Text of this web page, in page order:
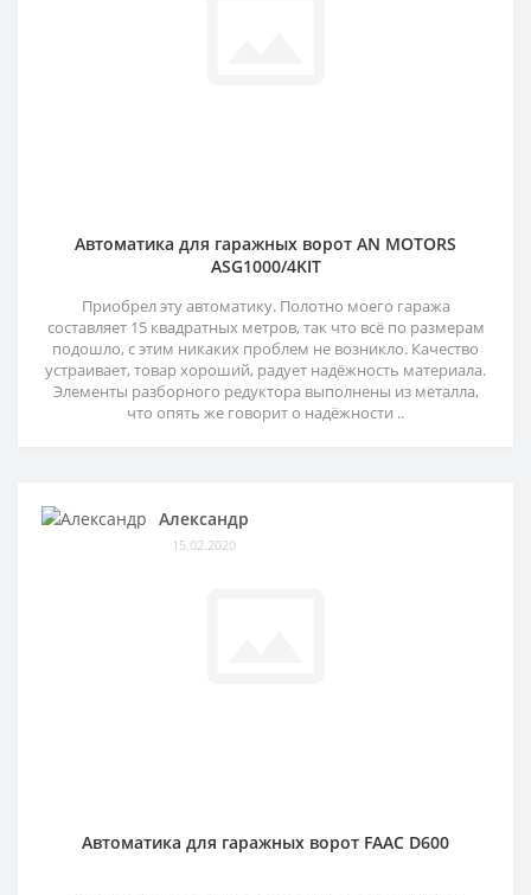
Автоматика для гаражных ворот AN MOTORS
ASG1000/4KIT
Приобрел эту автоматику. Полотно моего гаража
составляет 15 квадратных метров, так что всё по размерам
подошло, с этим никаких проблем не возникло. Качество
устраивает, товар хороший, радует надёжность материала.
Элементы разборного редуктора выполнены из металла,
что опять же говорит о надёжности ..
Александр
15.02.2020
Автоматика для гаражных ворот FAAC D600